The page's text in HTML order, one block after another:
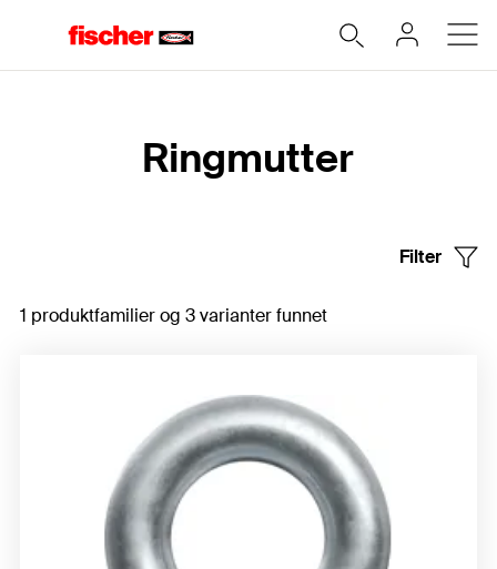
Ringmutter
Filter
1 produktfamilier og 3 varianter funnet